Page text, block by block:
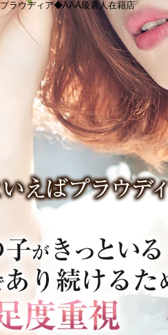
ラウディア◆AAA級素人在籍店